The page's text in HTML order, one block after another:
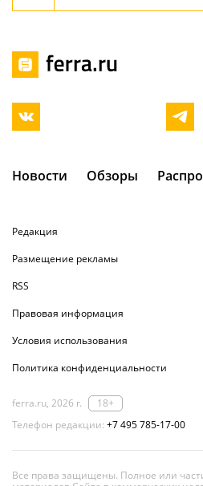
Новости Обзоры
Редакция
Размещение рекламы
RSS
Правовая информация
Условия использования
Политика конфиденциальности
ferra.ru, 2026 г.
18+
Телефон редакции: +7 495 785-17-00
Все права защищены. Полное или